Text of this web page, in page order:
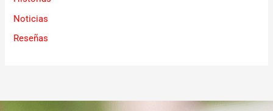
Noticias
Reseñas